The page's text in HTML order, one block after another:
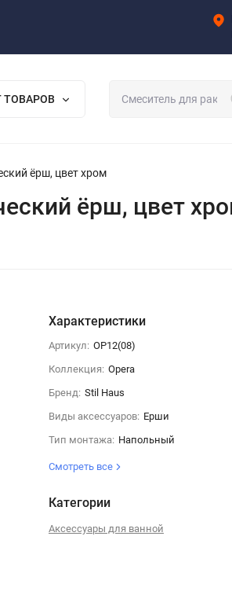
ТОВАРОВ
ёрш, цвет хром
ёрш, цвет
Характеристики
Артикул: OP12(08)
Коллекция: Opera
Бренд: Stil Haus
Виды аксессуаров: Ерши
Тип монтажа: Напольный
Смотреть все
Категории
Аксессуары для ванной